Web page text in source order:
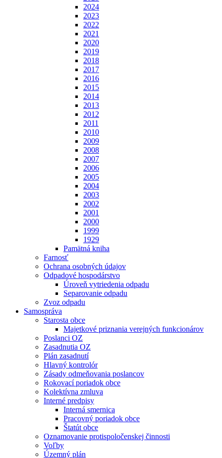
2024
2023
2022
2021
2020
2019
2018
2017
2016
2015
2014
2013
2012
2011
2010
2009
2008
2007
2006
2005
2004
2003
2002
2001
2000
1999
1929
Pamätná kniha
Farnosť
Ochrana osobných údajov
Odpadové hospodárstvo
Úroveň vytriedenia odpadu
Separovanie odpadu
Zvoz odpadu
Samospráva
Starosta obce
Majetkové priznania verejných funkcionárov
Poslanci OZ
Zasadnutia OZ
Plán zasadnutí
Hlavný kontrolór
Zásady odmeňovania poslancov
Rokovací poriadok obce
Kolektívna zmluva
Interné predpisy
Interná smernica
Pracovný poriadok obce
Štatút obce
Oznamovanie protispoločenskej činnosti
Voľby
Územný plán